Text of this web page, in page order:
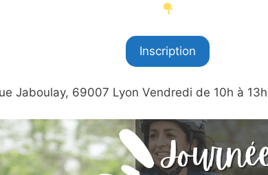
Inscription
Jaboulay, 69007 Lyon Vendredi de 10h à